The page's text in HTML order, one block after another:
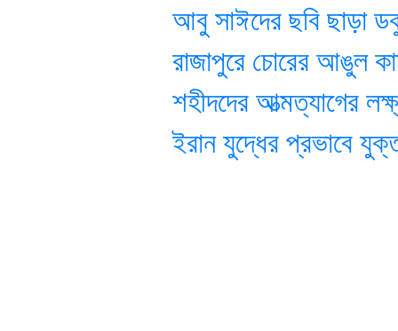
আবু সাঈদের ছবি ছাড়া
রাজাপুরে চোরের আঙুল
শহীদদের আত্মত্যাগের
ইরান যুদ্ধের প্রভাবে